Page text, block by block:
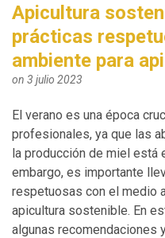
Apicultura
prácticas
ambiente para
on 3 julio 2023
El verano es una época
profesionales, ya que las
la producción de miel está
embargo, es importante
respetuosas con el medio
apicultura sostenible. En
algunas recomendaciones